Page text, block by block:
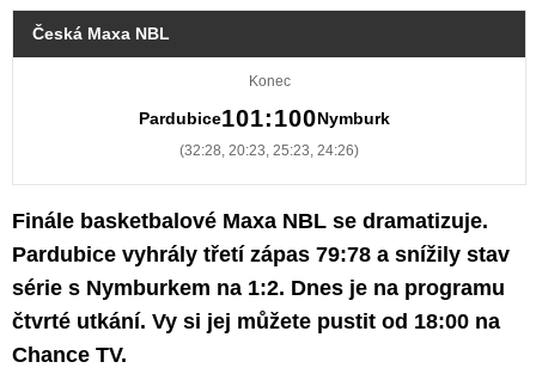
Česká Maxa NBL
Konec
Pardubice101:100Nymburk
(32:28, 20:23, 25:23, 24:26)
Finále basketbalové Maxa NBL se dramatizuje.
Pardubice vyhrály třetí zápas 79:78 a snížily stav
série s Nymburkem na 1:2. Dnes je na programu
čtvrté utkání. Vy si jej můžete pustit od 18:00 na
Chance TV.